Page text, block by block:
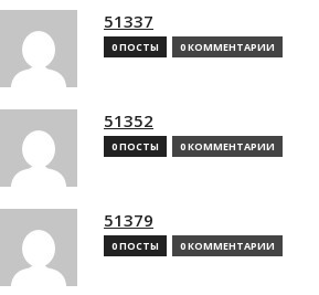
51337
0 ПОСТЫ 0 КОММЕНТАРИИ
51352
0 ПОСТЫ 0 КОММЕНТАРИИ
51379
0 ПОСТЫ 0 КОММЕНТАРИИ